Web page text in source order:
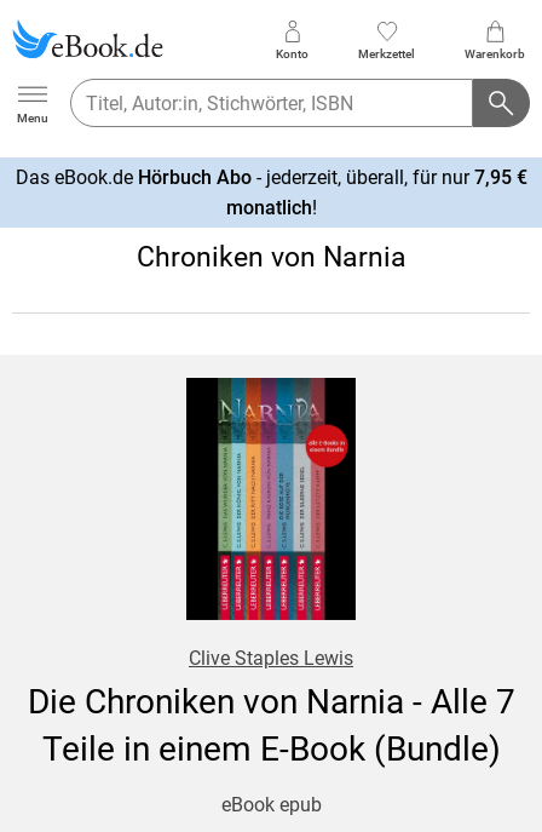
Ebook.de
Menu
Konto Merkzettel Warenkorb
Das eBook.de Hörbuch Abo- jederzeit, überall, für nur7,95 €
monatlich!
Chroniken von Narnia
Clive Staples Lewis
Die Chroniken von Narnia - Alle 7
Teile in einem E-Book (Bundle)
eBook epub